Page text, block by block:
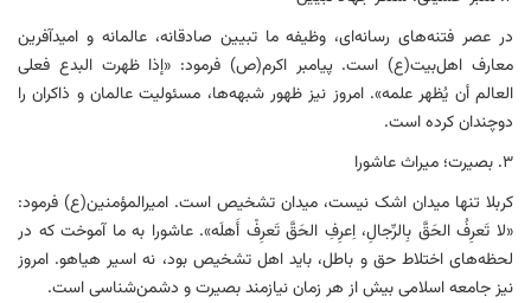
در عصر فتنه‌های رسانه‌ای، وظیفه ما تبیین صادقانه، عالمانه و امیدآفرین
معارف اهل‌بیت(ع) است. پیامبر اکرم(ص) فرمود: «إذا ظهرت البدع فعلی
العالم أن یُظهر علمه». امروز نیز ظهور شبهه‌ها، مسئولیت عالمان و ذاکران را
دوچندان کرده است.
۳. بصیرت؛ میراث عاشورا
کربلا تنها میدان اشک نیست، میدان تشخیص است. امیرالمؤمنین(ع) فرمود:
«لا تَعرِفُ الحَقَّ بِالرِّجالِ، اِعرِفِ الحَقَّ تَعرِفْ أَهلَه». عاشورا به ما آموخت که در
لحظه‌های اختلاط حق و باطل، باید اهل تشخیص بود، نه اسیر هیاهو. امروز
نیز جامعه اسلامی بیش از هر زمان نیازمند بصیرت و دشمن‌شناسی است.